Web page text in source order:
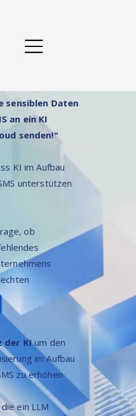
sensiblen Daten
an ein KI
senden!"
KI im Aufbau
unterstützen
ob
der KIum den
im Aufbau
zu erhöhen
ein LLM